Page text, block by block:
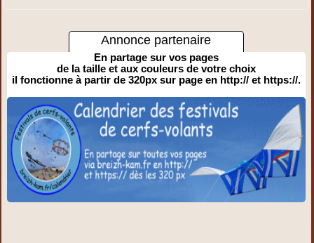
Annonce partenaire
En partage sur vos pages
de la taille et aux couleurs de votre choix
il fonctionne à partir de 320px sur page en http:// et https://.